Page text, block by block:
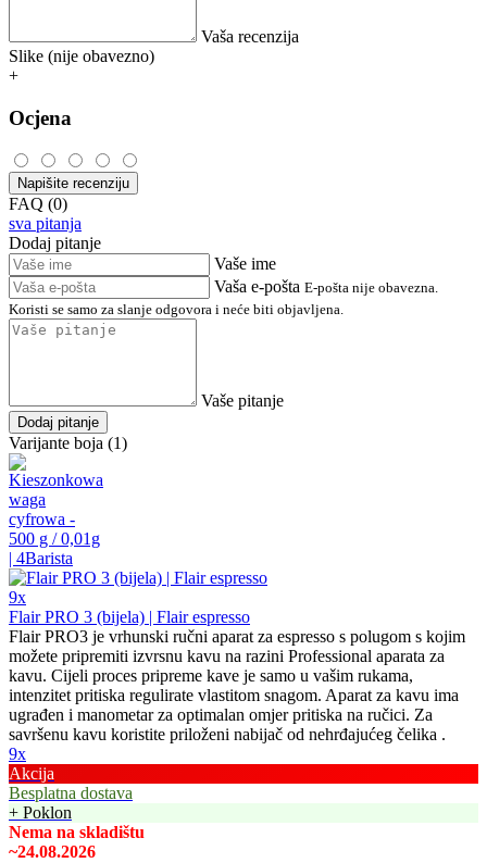
Vaša recenzija
Slike (nije obavezno)
+
Ocjena
Napišite recenziju
FAQ (0)
sva pitanja
Dodaj pitanje
Vaše ime
Vaša e-pošta E-pošta nije obavezna.
Koristi se samo za slanje odgovora i neće biti objavljena.
Vaše pitanje
Dodaj pitanje
Varijante boja (1)
9x
Flair PRO 3 (bijela) | Flair espresso
Flair PRO3 je vrhunski ručni aparat za espresso s polugom s kojim
možete pripremiti izvrsnu kavu na razini Professional aparata za
kavu. Cijeli proces pripreme kave je samo u vašim rukama,
intenzitet pritiska regulirate vlastitom snagom. Aparat za kavu ima
ugrađen i manometar za optimalan omjer pritiska na ručici. Za
savršenu kavu koristite priloženi nabijač od nehrđajućeg čelika .
9x
Akcija
Besplatna dostava
+ Poklon
Nema na skladištu
~24.08.2026